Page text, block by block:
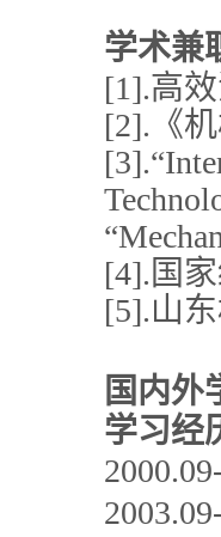
学术兼
[1].高
[2].《
[4].国
[5].山
国内外
学习经